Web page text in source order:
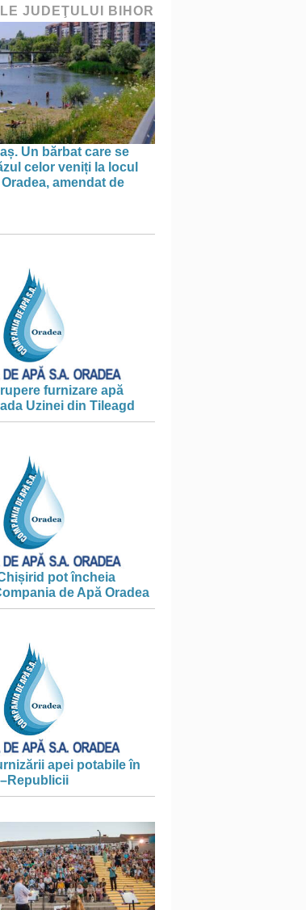
JUDEŢULUI BIHOR
Un bărbat care se
celor veniți la locul
amendat de
furnizare apă
Uzinei din Tileagd
pot încheia
de Apă Oradea
apei potabile în